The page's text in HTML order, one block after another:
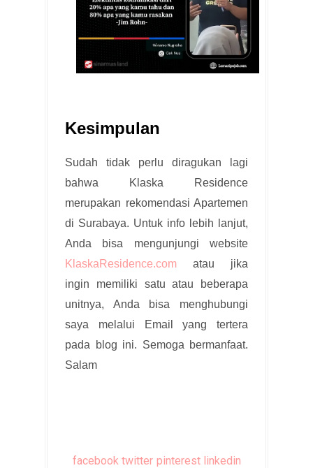
Kesimpulan
Sudah tidak perlu diragukan lagi
bahwa Klaska Residence
merupakan rekomendasi Apartemen
di Surabaya. Untuk info lebih lanjut,
Anda bisa mengunjungi website
KlaskaResidence.com atau jika
ingin memiliki satu atau beberapa
unitnya, Anda bisa menghubungi
saya melalui Email yang tertera
pada blog ini. Semoga bermanfaat.
Salam
facebook twitter pinterest linkedin